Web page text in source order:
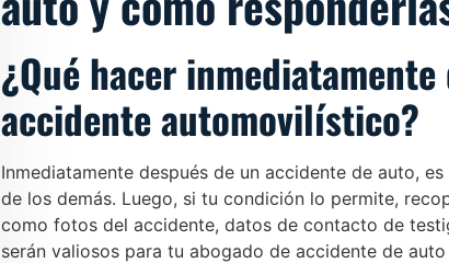
¿Qué hacer
accidente automovilístico?
Inmediatamente después de un accidente de auto,
de los demás. Luego, si tu condición lo permite,
como fotos del accidente, datos de contacto de
serán valiosos para tu abogado de accidente de